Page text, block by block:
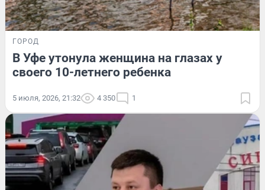
ГОРОД
В Уфе утонула женщина на глазах у
своего 10-летнего ребенка
5 июля, 2026, 21:32 4 350 1